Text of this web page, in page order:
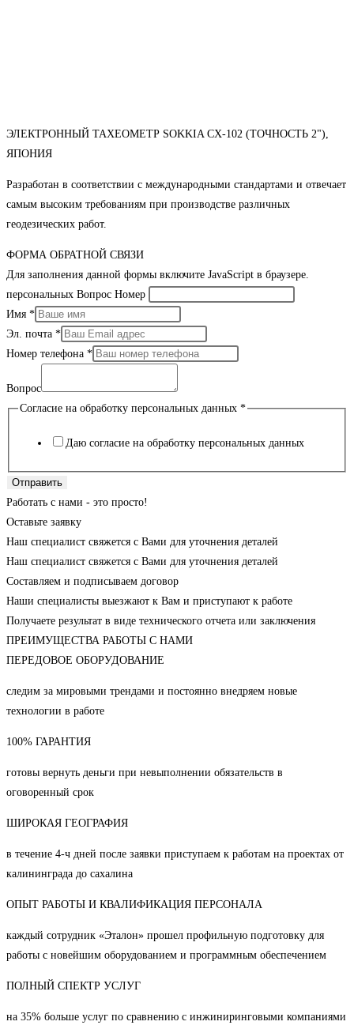
ЭЛЕКТРОННЫЙ ТАХЕОМЕТР SOKKIA CX-102 (ТОЧНОСТЬ 2"),
ЯПОНИЯ
Разработан в соответствии с международными стандартами и отвечает
самым высоким требованиям при производстве различных
геодезических работ.
ФОРМА ОБРАТНОЙ СВЯЗИ
Для заполнения данной формы включите JavaScript в браузере.
персональных Вопрос Номер
Имя *
Эл. почта *
Номер телефона *
Вопрос
Согласие на обработку персональных данных *
Даю согласие на обработку персональных данных
Отправить
Работать с нами - это просто!
Оставьте заявку
Наш специалист свяжется с Вами для уточнения деталей
Наш специалист свяжется с Вами для уточнения деталей
Составляем и подписываем договор
Наши специалисты выезжают к Вам и приступают к работе
Получаете результат в виде технического отчета или заключения
ПРЕИМУЩЕСТВА РАБОТЫ С НАМИ
ПЕРЕДОВОЕ ОБОРУДОВАНИЕ
следим за мировыми трендами и постоянно внедряем новые
технологии в работе
100% ГАРАНТИЯ
готовы вернуть деньги при невыполнении обязательств в
оговоренный срок
ШИРОКАЯ ГЕОГРАФИЯ
в течение 4-ч дней после заявки приступаем к работам на проектах от
калининграда до сахалина
ОПЫТ РАБОТЫ И КВАЛИФИКАЦИЯ ПЕРСОНАЛА
каждый сотрудник «Эталон» прошел профильную подготовку для
работы с новейшим оборудованием и программным обеспечением
ПОЛНЫЙ СПЕКТР УСЛУГ
на 35% больше услуг по сравнению с инжиниринговыми компаниями